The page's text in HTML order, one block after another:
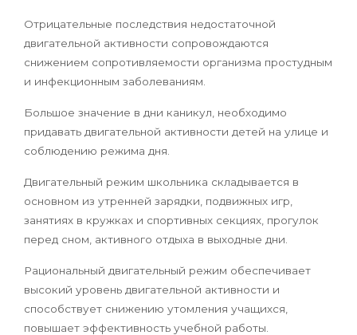
Отрицательные последствия недостаточной
двигательной активности сопровождаются
снижением сопротивляемости организма простудным
и инфекционным заболеваниям.
Большое значение в дни каникул, необходимо
придавать двигательной активности детей на улице и
соблюдению режима дня.
Двигательный режим школьника складывается в
основном из утренней зарядки, подвижных игр,
занятиях в кружках и спортивных секциях, прогулок
перед сном, активного отдыха в выходные дни.
Рациональный двигательный режим обеспечивает
высокий уровень двигательной активности и
способствует снижению утомления учащихся,
повышает эффективность учебной работы.